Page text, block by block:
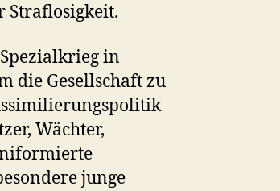
Straflosigkeit.
in
die Gesellschaft zu
Wächter,
junge